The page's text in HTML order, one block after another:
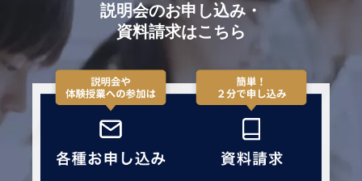
説明会のお申し込み・
資料請求はこちら